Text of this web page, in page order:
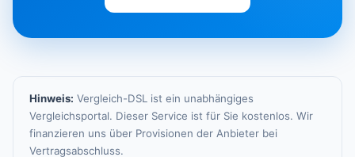
Hinweis: Vergleich-DSL ist ein unabhängiges
Vergleichsportal. Dieser Service ist für Sie kostenlos. Wir
finanzieren uns über Provisionen der Anbieter bei
Vertragsabschluss.